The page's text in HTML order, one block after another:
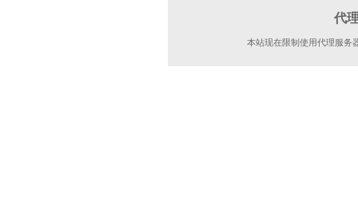
代
本站现在限制使用代理服务